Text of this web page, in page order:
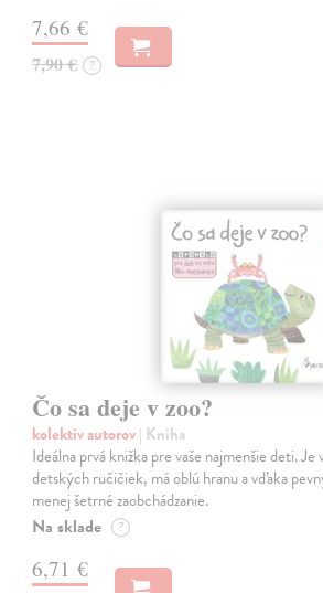
7,66 €
7,90 € ?
Čo sa deje v zoo?
kolektív autorov| Kniha
Ideálna prvá knižka pre vaše najmenšie deti.
detských ručičiek, má oblú hranu a vďaka
menej šetrné zaobchádzanie.
Na sklade ?
6,71 €